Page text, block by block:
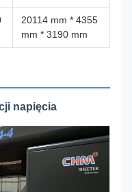
20114 mm * 4355
mm * 3190 mm
napięcia